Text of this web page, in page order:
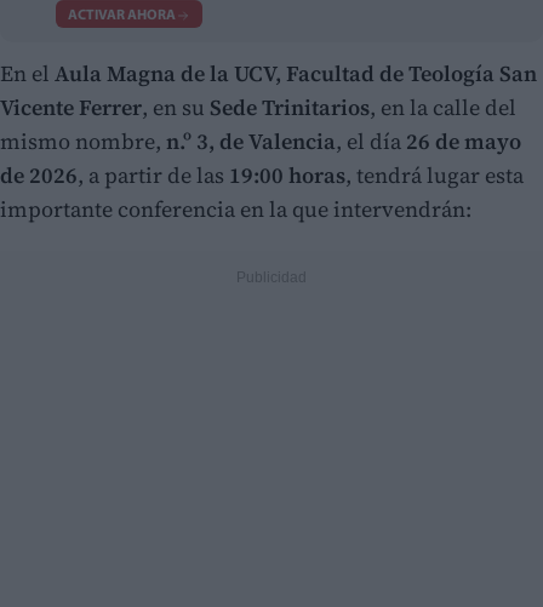
ACTIVAR AHORA
En el Aula Magna de la UCV, Facultad de Teología San
Vicente Ferrer, en su Sede Trinitarios, en la calle del
mismo nombre, n.º 3, de Valencia, el día 26 de mayo
de 2026, a partir de las 19:00 horas, tendrá lugar esta
importante conferencia en la que intervendrán: